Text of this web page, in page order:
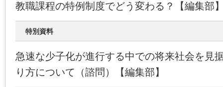
教職課程の特例制度でどう変わる？【編集部
特別資料
急速な少子化が進行する中での将来社会を見
り方について（諮問）【編集部】